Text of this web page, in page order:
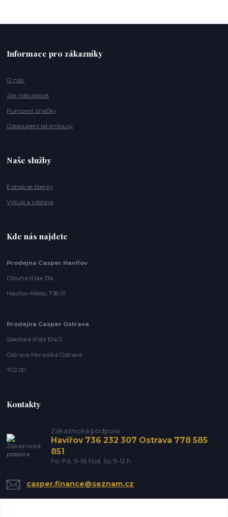
Informace pro zákazníky
O nás
Jak nakupovat
Puncovní značky
Odstoupení od smlouvy
Naše služby
E-shop se šperky
Výkup a zástava
Kde nás najdete
Prodejna Casper Havířov
Dlouhá třída 13a
Havířov-Město, 736 01
Prodejna Casper Ostrava
Sokolská třída 104/2
Ostrava-Moravská Ostrava
702 00
Kontakty
Zákaznická podpora
Havířov 736 232 307 Ostrava 778 585
851
Po-Pá, 9-18 hod. So 9-12 h.
casper.finance@seznam.cz